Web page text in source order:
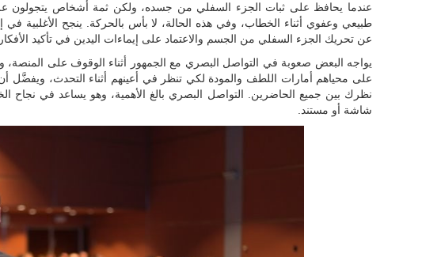
عندما يحافظ على ثبات الجزء السفلي من جسده، ولكن ثمة أشخاص يتجولون
طبيعي وعفوي أثناء الخطاب، وفي هذه الحالة، لا بأس بالحركة. ينجح الأغلبية
عن تحريك الجزء السفلي من الجسم والاعتماد على إيماءات اليدين في تأكيد الأفكار.
على محياهم أمارات اللطف والمودة لكي تنظر في أعينهم أثناء التحدث، ويفضَّل
نظرك بين جميع الحاضرين. التواصل البصري بالغ الأهمية، وهو يساعد في
شاشة أو مستند.